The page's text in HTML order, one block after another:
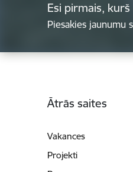
Esi pirmais, kurš
Piesakies jaunumu
Ātrās saites
Vakances
Projekti